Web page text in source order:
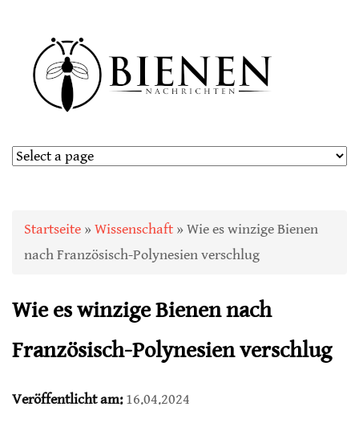
Sie sind hier
Startseite » Wissenschaft » Wie es winzige Bienen
nach Französisch-Polynesien verschlug
Wie es winzige Bienen nach
Französisch-Polynesien verschlug
Veröffentlicht am:16.04.2024